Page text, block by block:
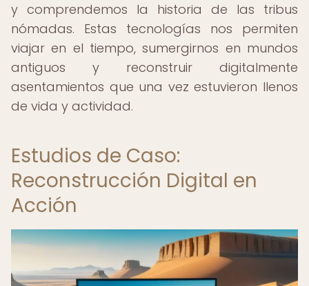
y comprendemos la historia de las tribus
nómadas. Estas tecnologías nos permiten
viajar en el tiempo, sumergirnos en mundos
antiguos y reconstruir digitalmente
asentamientos que una vez estuvieron llenos
de vida y actividad.
Estudios de Caso:
Reconstrucción Digital en
Acción